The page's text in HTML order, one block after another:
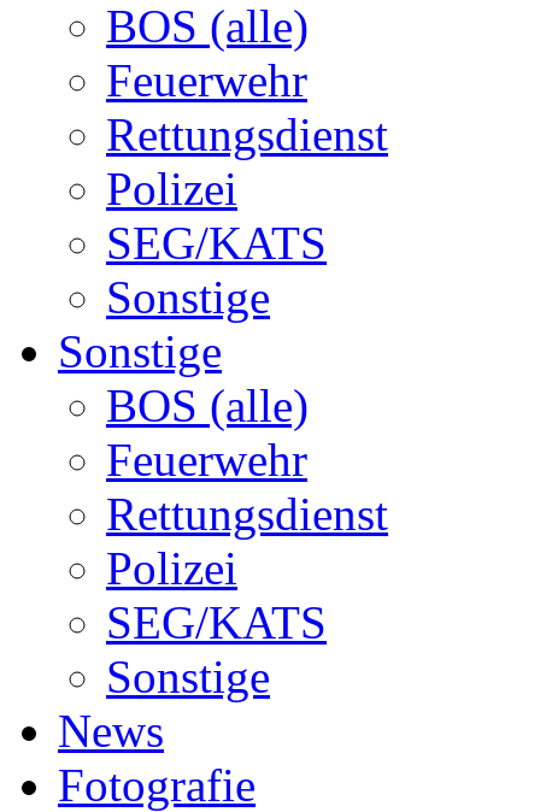
BOS (alle)
Feuerwehr
Rettungsdienst
Polizei
SEG/KATS
Sonstige
Sonstige
BOS (alle)
Feuerwehr
Rettungsdienst
Polizei
SEG/KATS
Sonstige
News
Fotografie